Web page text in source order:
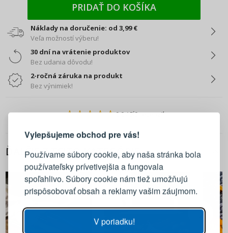
Vylepšujeme obchod pre vás!
Používame súbory cookie, aby naša stránka bola
používateľsky prívetivejšia a fungovala
spoľahlivo. Súbory cookie nám tiež umožňujú
prispôsobovať obsah a reklamy vašim záujmom.
V poriadku!
PRIDAŤ DO KOŠÍKA
Náklady na doručenie: od 3,99 €
Veľa možností výberu!
30 dní na vrátenie produktov
Bez udania dôvodu!
2-ročná záruka na produkt
Bez výnimiek!
0.0/ 50 recenzií
ĎALŠIE Z TEJTO KATEGÓRIE
Prihláste sa k svojmu účtu